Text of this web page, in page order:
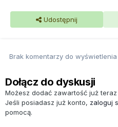
Udostępnij
Brak komentarzy do wyświetlenia
Dołącz do dyskusji
Możesz dodać zawartość już
Jeśli posiadasz już konto, zaloguj
pomocą.